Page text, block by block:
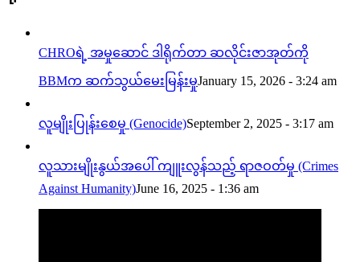
CHROရဲ့ အမှုဆောင် ဒါရိုက်တာ ဆလိုင်းဇာအုတ်ကို
BBMက ဆက်သွယ်မေးမြန်းမှုJanuary 15, 2026 - 3:24 am
လူမျိုးပြုန်းစေမှု (Genocide)September 2, 2025 - 3:17 am
လူသားမျိုးနွယ်အပေါ် ကျူးလွန်သည့် ရာဇဝတ်မှု (Crimes
Against Humanity)June 16, 2025 - 1:36 am